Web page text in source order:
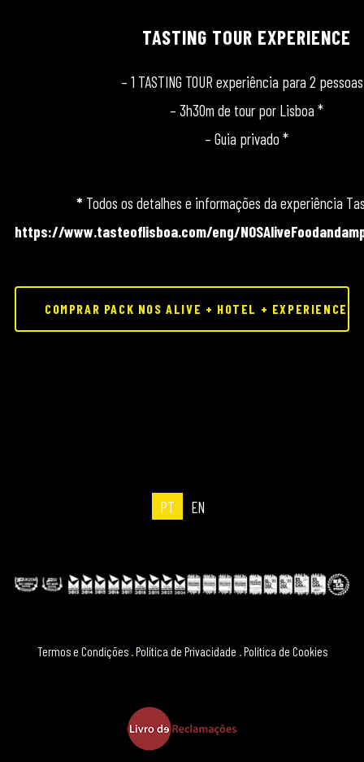
TASTING TOUR EXPERIENCE
– 1 TASTING TOUR experiência para 2
– 3h30m de tour por Lisboa *
– Guia privado *
* Todos os detalhes e informações da experiência
https://www.tasteoflisboa.com/eng/
COMPRAR PACK NOS ALIVE + HOTEL + EXPERIENCE
PT EN
Termos e Condições .Política de Privacidade .Política de Cookies